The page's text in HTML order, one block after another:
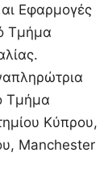
Εφαρμογές
Τμήμα
Τμήμα
Κύπρου,
Manchester